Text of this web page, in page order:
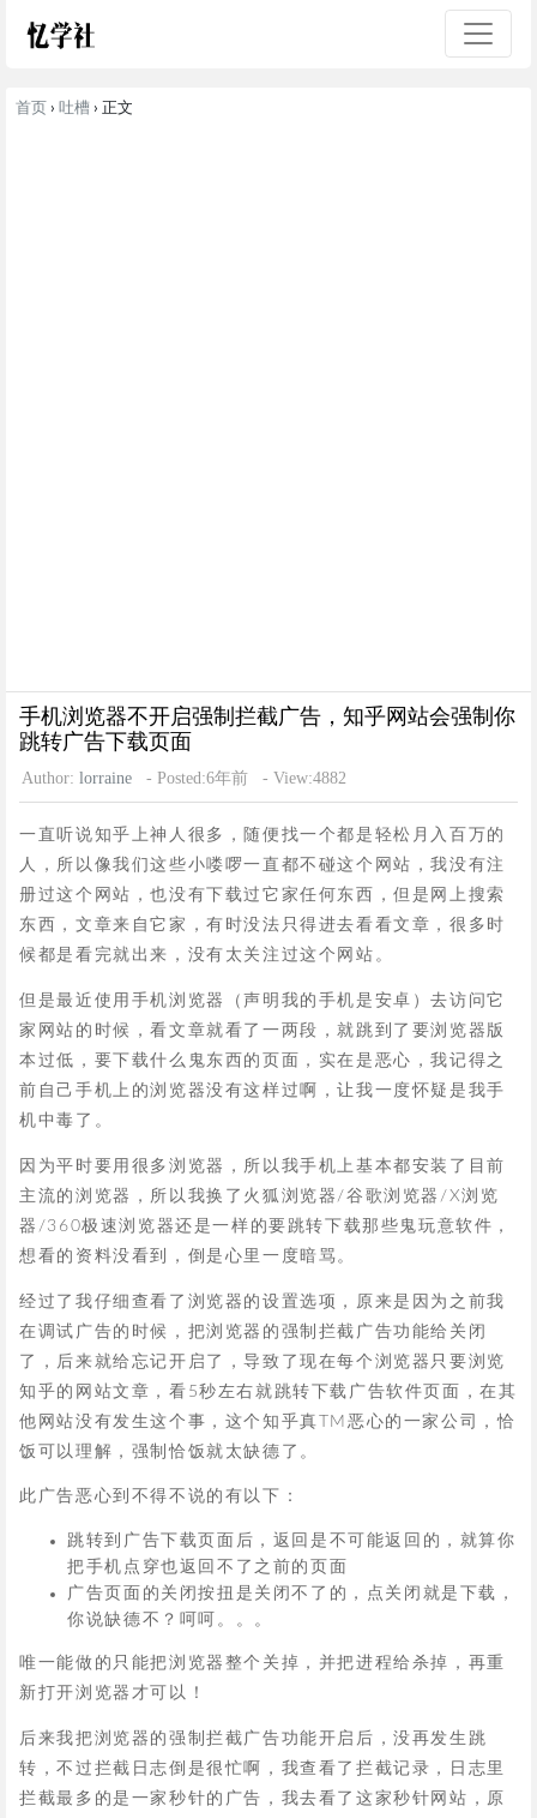
首页 › 吐槽 › 正文
手机浏览器不开启强制拦截广告，知乎网站会强制你
跳转广告下载页面
Author: lorraine - Posted:6年前 - View:4882
一直听说知乎上神人很多，随便找一个都是轻松月入百万的
人，所以像我们这些小喽啰一直都不碰这个网站，我没有注
册过这个网站，也没有下载过它家任何东西，但是网上搜索
东西，文章来自它家，有时没法只得进去看看文章，很多时
候都是看完就出来，没有太关注过这个网站。
但是最近使用手机浏览器（声明我的手机是安卓）去访问它
家网站的时候，看文章就看了一两段，就跳到了要浏览器版
本过低，要下载什么鬼东西的页面，实在是恶心，我记得之
前自己手机上的浏览器没有这样过啊，让我一度怀疑是我手
机中毒了。
因为平时要用很多浏览器，所以我手机上基本都安装了目前
主流的浏览器，所以我换了火狐浏览器/谷歌浏览器/X浏览
器/360极速浏览器还是一样的要跳转下载那些鬼玩意软件，
想看的资料没看到，倒是心里一度暗骂。
经过了我仔细查看了浏览器的设置选项，原来是因为之前我
在调试广告的时候，把浏览器的强制拦截广告功能给关闭
了，后来就给忘记开启了，导致了现在每个浏览器只要浏览
知乎的网站文章，看5秒左右就跳转下载广告软件页面，在其
他网站没有发生这个事，这个知乎真TM恶心的一家公司，恰
饭可以理解，强制恰饭就太缺德了。
此广告恶心到不得不说的有以下：
跳转到广告下载页面后，返回是不可能返回的，就算你
把手机点穿也返回不了之前的页面
广告页面的关闭按扭是关闭不了的，点关闭就是下载，
你说缺德不？呵呵。。。
唯一能做的只能把浏览器整个关掉，并把进程给杀掉，再重
新打开浏览器才可以！
后来我把浏览器的强制拦截广告功能开启后，没再发生跳
转，不过拦截日志倒是很忙啊，我查看了拦截记录，日志里
拦截最多的是一家秒针的广告，我去看了这家秒针网站，原